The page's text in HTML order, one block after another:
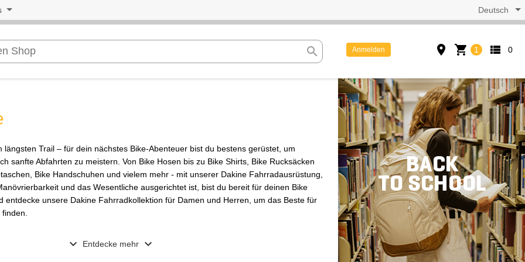
Deutsch
search Anmelden place shopping_cart 1 view_list 0
längsten Trail – für dein nächstes Bike-Abenteuer bist du bestens gerüstet, um
sanfte Abfahrten zu meistern. Von Bike Hosen bis zu Bike Shirts, Bike Rucksäcken
Bike Handschuhen und vielem mehr - mit unserer Dakine Fahrradausrüstung,
und das Wesentliche ausgerichtet ist, bist du bereit für deinen Bike
entdecke unsere Dakine Fahrradkollektion für Damen und Herren, um das Beste für
expand_more Entdecke mehr expand_more